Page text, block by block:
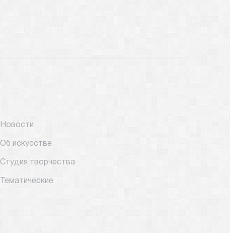
Новости
Об искусстве
Студия творчества
Тематические